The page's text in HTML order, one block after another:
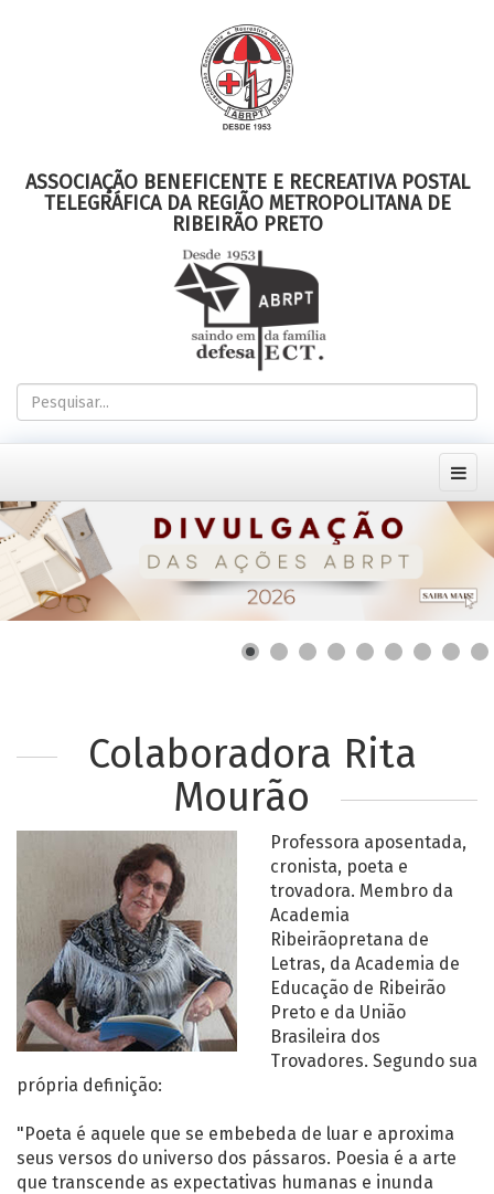
ASSOCIAÇÃO BENEFICENTE E RECREATIVA POSTAL
TELEGRÁFICA DA REGIÃO METROPOLITANA DE
RIBEIRÃO PRETO
Colaboradora Rita
Mourão
Professora aposentada,
cronista, poeta e
trovadora. Membro da
Academia
Ribeirãopretana de
Letras, da Academia de
Educação de Ribeirão
Preto e da União
Brasileira dos
Trovadores. Segundo sua
própria definição:
"Poeta é aquele que se embebeda de luar e aproxima
seus versos do universo dos pássaros. Poesia é a arte
que transcende as expectativas humanas e inunda